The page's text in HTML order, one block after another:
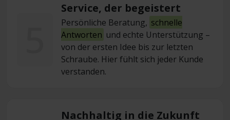
Service, der begeistert
Persönliche Beratung, schnelle
Antworten und echte Unterstützung –
von der ersten Idee bis zur letzten
Schraube. Hier fühlt sich jeder Kunde
verstanden.
Nachhaltig in die Zukunft